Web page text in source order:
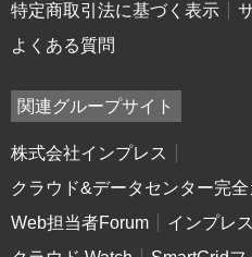
特定商取引法に基づく表示
よくある質問
関連グループサイト
株式会社インプレス
クラウド&データセンター完全
Web担当者Forum
インプレ